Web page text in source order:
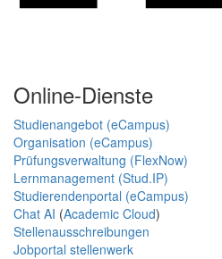
Online-Dienste
Studienangebot (eCampus)
Organisation (eCampus)
Prüfungsverwaltung (FlexNow)
Lernmanagement (Stud.IP)
Studierendenportal (eCampus)
Chat AI (Academic Cloud)
Stellenausschreibungen
Jobportal stellenwerk